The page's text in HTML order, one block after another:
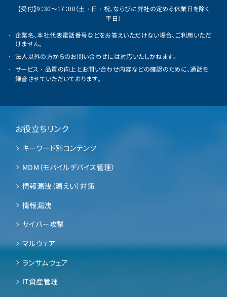
【受付】9：30～17：00（土・日・祝、ならびに弊社の定める休業日を除く
平日）
企業名、本社代表電話番号などをお答えいただけない場合、ご利用いただ
けません。
法人以外の方からのお問い合わせには対応いたしかねます。
サービス・品質の向上とお問い合わせ内容などの確認のために、通話を
録音させていただいております。
お役立ちリンク
キーワード別コンテンツ
MDM（モバイルデバイス管理）
情報漏洩（漏えい）対策
情報漏洩
サイバー攻撃
マルウェア
ランサムウェア
IT資産管理